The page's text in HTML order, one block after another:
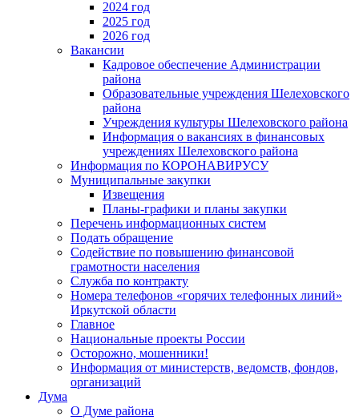
2024 год
2025 год
2026 год
Вакансии
Кадровое обеспечение Администрации
района
Образовательные учреждения Шелеховского
района
Учреждения культуры Шелеховского района
Информация о вакансиях в финансовых
учреждениях Шелеховского района
Информация по КОРОНАВИРУСУ
Муниципальные закупки
Извещения
Планы-графики и планы закупки
Перечень информационных систем
Подать обращение
Содействие по повышению финансовой
грамотности населения
Служба по контракту
Номера телефонов «горячих телефонных линий»
Иркутской области
Главное
Национальные проекты России
Осторожно, мошенники!
Информация от министерств, ведомств, фондов,
организаций
Дума
О Думе района